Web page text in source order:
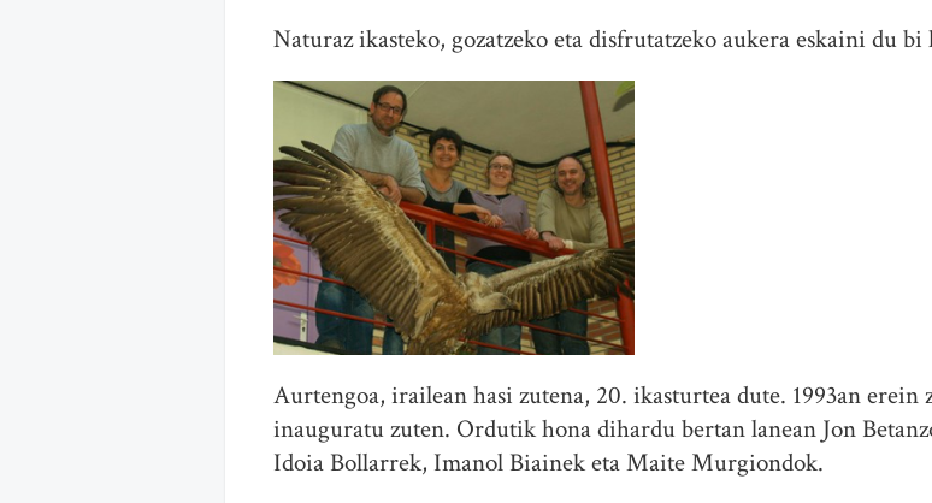
Naturaz ikasteko, gozatzeko eta disfrutatzeko aukera eskaini du bi
Aurtengoa, irailean hasi zutena, 20. ikasturtea dute. 1993an
inauguratu zuten. Ordutik hona dihardu bertan lanean Jon
Idoia Bollarrek, Imanol Biainek eta Maite Murgiondok.